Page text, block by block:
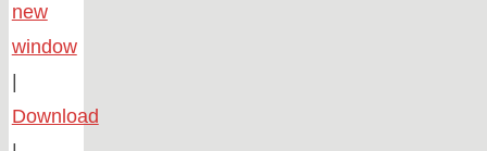
new
window
Download